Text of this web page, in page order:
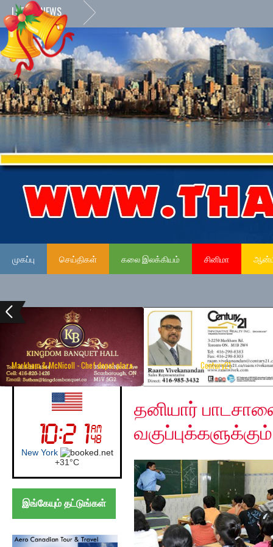
LATEST NEWS
முகப்பு செய்திகள் கலை இலக்கியம் சினிமா
Markham & McNicoll - Chef depot plaza Century21
UK (London)
London
+27°C
இங்கேயும் தட்டுங்கள்
Sunday, October 4,
தனியார்